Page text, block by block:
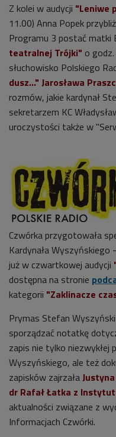
Z kolei w audycji "Leniwe
11.00) Anna Popek
Programu 3 postać matki
teatralnej Trójki" o
słuchowisko Polskiego
dusz..." Jarosława
rozmów, jakie kardynał
sekretarzem KC
uroczystości także w
Czwórka przygotowała
Kardynała Wyszyńskiego
już w czwartkowej audycji
dostępna na stronie
kategorii "Zaklinacze
Prymas Stefan
sporządzać notatkę
zapis nie tylko niezwykłej
Wyszyńskiego, ale też
zapisków zajrzała
dr Rafał Łatka z
aktualności związane z
Informacjach Czwórki.